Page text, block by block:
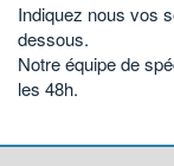
Indiquez nous vos
dessous.
Notre équipe de
les 48h.